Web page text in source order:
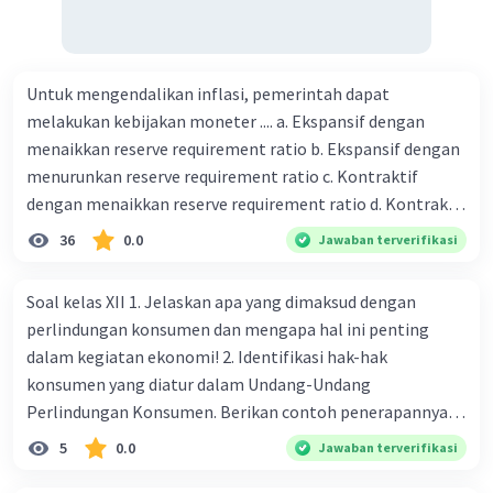
Untuk mengendalikan inflasi, pemerintah dapat
melakukan kebijakan moneter .... a. Ekspansif dengan
menaikkan reserve requirement ratio b. Ekspansif dengan
menurunkan reserve requirement ratio c. Kontraktif
dengan menaikkan reserve requirement ratio d. Kontraktif
dengan menurunkan reserve requirement ratio e.
Ekspansif dengan menaikkan tingkat diskonto Bila Bank
ceteris paribus maka .... a. Menimbulkan inflasi di mana
bentuk kurva jumlah uang beredar (penawaran uang) naik
dari kiri bawah ke kanan atas b. Menimbulkan deflasi di
mana bentuk kurva jumlah uang beredar (penawaran
uang) naik dari kiri bawah ke kanan atas c. Tingkat bunga
meningkat di mana bentuk kurva jumlah uang beredar
36 0.0 Jawaban terverifikasi
Soal kelas XII 1. Jelaskan apa yang dimaksud dengan
perlindungan konsumen dan mengapa hal ini penting
dalam kegiatan ekonomi! 2. Identifikasi hak-hak
konsumen yang diatur dalam Undang-Undang
Perlindungan Konsumen. Berikan contoh penerapannya
dalam kehidupan sehari-hari! 3. Apa saja kewajiban
produsen dalam melindungi konsumen? Jelaskan dampak
5 0.0 Jawaban terverifikasi